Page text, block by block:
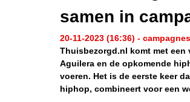
samen in
20-11-2023 (16:36) - campagnes
Thuisbezorgd.nl komt met een
Aguilera en de opkomende
voeren. Het is de eerste keer
hiphop, combineert voor een